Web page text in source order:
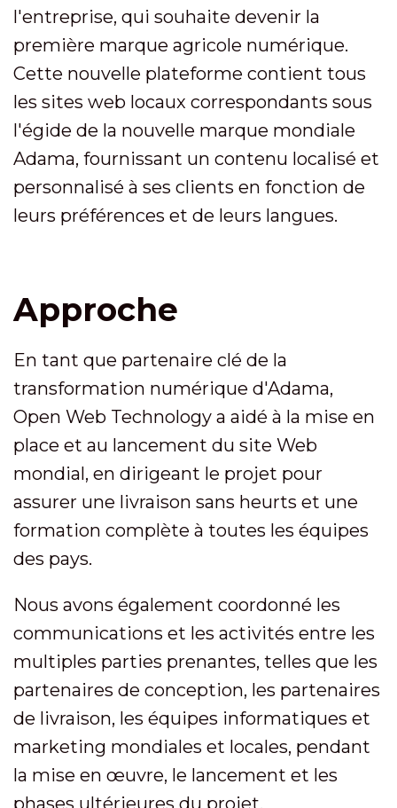
l'entreprise, qui souhaite devenir la
première marque agricole numérique.
Cette nouvelle plateforme contient tous
les sites web locaux correspondants sous
l'égide de la nouvelle marque mondiale
Adama, fournissant un contenu localisé et
personnalisé à ses clients en fonction de
leurs préférences et de leurs langues.
Approche
En tant que partenaire clé de la
transformation numérique d'Adama,
Open Web Technology a aidé à la mise en
place et au lancement du site Web
mondial, en dirigeant le projet pour
assurer une livraison sans heurts et une
formation complète à toutes les équipes
des pays.
Nous avons également coordonné les
communications et les activités entre les
multiples parties prenantes, telles que les
partenaires de conception, les partenaires
de livraison, les équipes informatiques et
marketing mondiales et locales, pendant
la mise en œuvre, le lancement et les
phases ultérieures du projet.